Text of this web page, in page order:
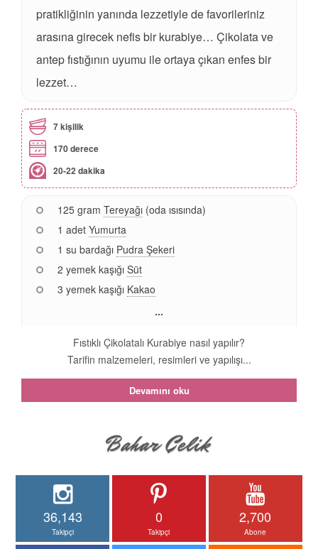
pratikliğinin yanında lezzetiyle de favorileriniz
arasına girecek nefis bir kurabiye… Çikolata ve
antep fıstığının uyumu ile ortaya çıkan enfes bir
lezzet…
7 kişilik
170 derece
20-22 dakika
125 gram Tereyağı (oda ısısında)
1 adet Yumurta
1 su bardağı Pudra Şekeri
2 yemek kaşığı Süt
3 yemek kaşığı Kakao
...
Fıstıklı Çikolatalı Kurabiye nasıl yapılır?
Tarifin malzemeleri, resimleri ve yapılışı...
Devamını oku
36,143
Takipçi
0
Takipçi
2,700
Abone